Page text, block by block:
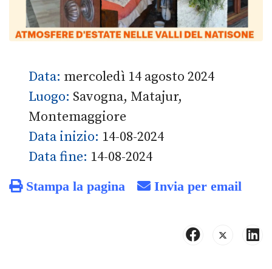
Data: mercoledì 14 agosto 2024
Luogo: Savogna, Matajur,
Montemaggiore
Data inizio: 14-08-2024
Data fine: 14-08-2024
Stampa la pagina Invia per email